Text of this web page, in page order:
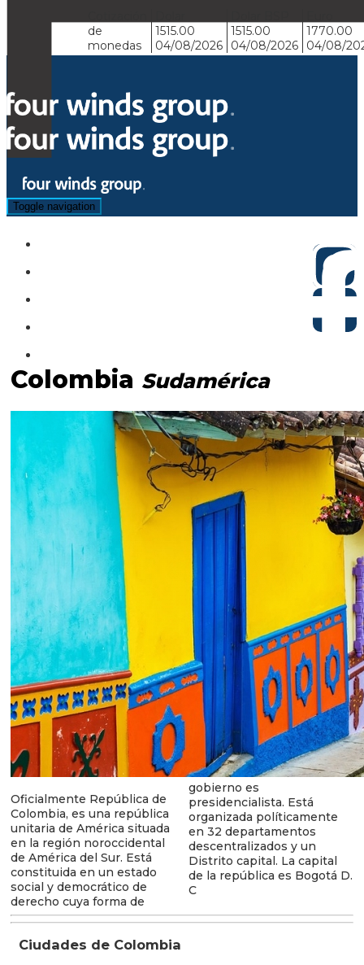
de
monedas
1515.00
04/08/2026
1515.00
04/08/2026
1770.00
04/08/
Toggle navigation
Colombia Sudamérica
Oficialmente República de
Colombia, es una república
unitaria de América situada
en la región noroccidental
de América del Sur. Está
constituida en un estado
social y democrático de
derecho cuya forma de
gobierno es
presidencialista. Está
organizada políticamente
en 32 departamentos
descentralizados y un
Distrito capital. La capital
de la república es Bogotá D.
C
Ciudades de Colombia